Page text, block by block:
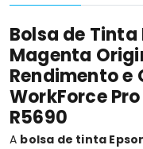
Bolsa de Tinta
Magenta
Rendimento e
WorkForce
R5690
A bolsa de tinta